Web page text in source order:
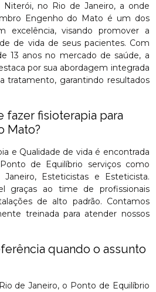
Niterói, no Rio de Janeiro, a onde
Engenho do Mato é um dos
excelência, visando promover a
de vida de seus pacientes. Com
13 anos no mercado de saúde, a
por sua abordagem integrada
tratamento, garantindo resultados
fazer fisioterapia para
Mato?
e Qualidade de vida é encontrada
de Equilíbrio serviços como
Esteticistas e Esteticista.
graças ao time de profissionais
de alto padrão. Contamos
treinada para atender nossos
quando o assunto
de Janeiro, o Ponto de Equilíbrio